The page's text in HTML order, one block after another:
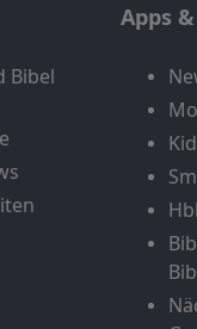
Bibel
Apps